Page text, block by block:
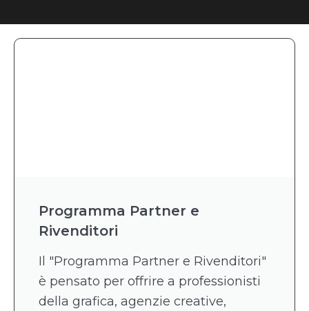
Programma Partner e
Rivenditori
Il "Programma Partner e Rivenditori"
è pensato per offrire a professionisti
della grafica, agenzie creative,